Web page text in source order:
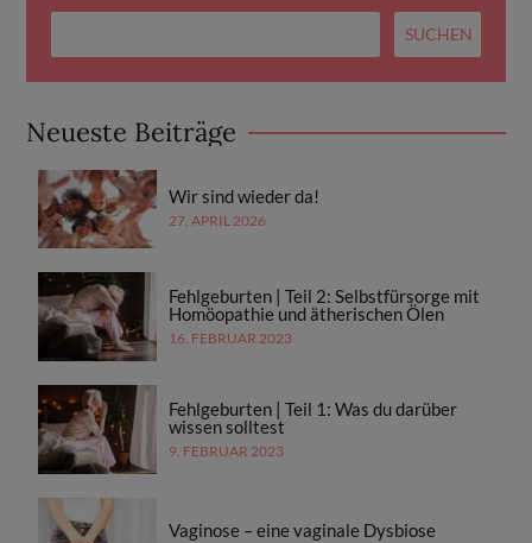
Neueste Beiträge
Wir sind wieder da!
27. APRIL 2026
Fehlgeburten | Teil 2: Selbstfürsorge mit
Homöopathie und ätherischen Ölen
16. FEBRUAR 2023
Fehlgeburten | Teil 1: Was du darüber
wissen solltest
9. FEBRUAR 2023
Vaginose – eine vaginale Dysbiose